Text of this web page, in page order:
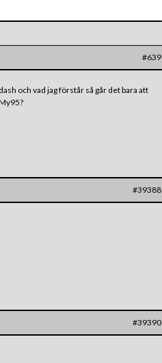
#639
och vad jag förstår så går det bara att
#39388
#39390